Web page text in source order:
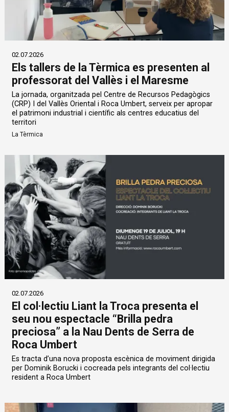
02.07.2026
Els tallers de la Tèrmica es presenten al
professorat del Vallès i el Maresme
La jornada, organitzada pel Centre de Recursos Pedagògics
(CRP) I del Vallès Oriental i Roca Umbert, serveix per apropar
el patrimoni industrial i científic als centres educatius del
territori
La Tèrmica
02.07.2026
El col·lectiu Liant la Troca presenta el
seu nou espectacle “Brilla pedra
preciosa” a la Nau Dents de Serra de
Roca Umbert
Es tracta d’una nova proposta escènica de moviment dirigida
per Dominik Borucki i cocreada pels integrants del col·lectiu
resident a Roca Umbert